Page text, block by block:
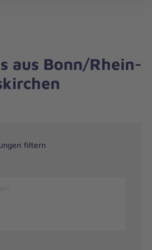
aus Bonn/Rhein-
filtern